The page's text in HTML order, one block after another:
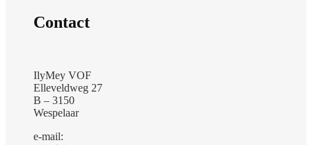
Contact
IlyMey VOF
Elleveldweg 27
B – 3150
Wespelaar
e-mail: